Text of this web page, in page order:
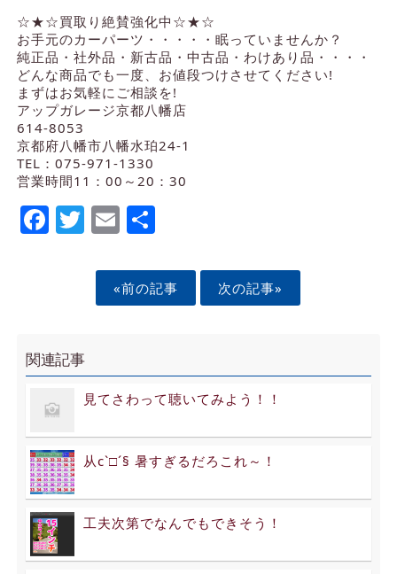
☆★☆買取り絶賛強化中☆★☆
お手元のカーパーツ・・・・・眠っていませんか？
純正品・社外品・新古品・中古品・わけあり品・・・・
どんな商品でも一度、お値段つけさせてください!
まずはお気軽にご相談を!
アップガレージ京都八幡店
614-8053
京都府八幡市八幡水珀24-1
TEL：075-971-1330
営業時間11：00～20：30
Facebook
Twitter
EmailShare
«前の記事 次の記事»
関連記事
見てさわって聴いてみよう！！
从c`□´§ 暑すぎるだろこれ～！
工夫次第でなんでもできそう！